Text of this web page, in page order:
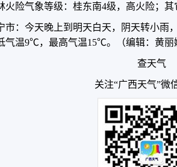
火险气象等级：桂东南4级，高火险；
市：今天晚上到明天白天，阴天转小雨
气温9℃，最高气温15℃。（编辑：黄丽
查天气
关注“广西天气”微